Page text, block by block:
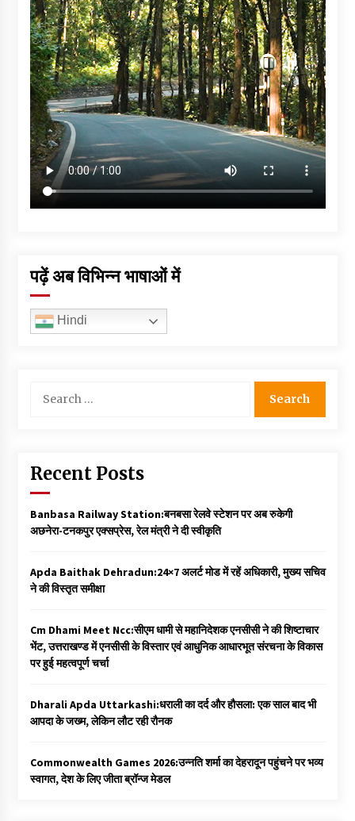
पढ़ें अब विभिन्न भाषाओं में
Hindi
for:
Recent Posts
Banbasa Railway Station:बनबसा रेलवे स्टेशन पर अब रुकेगी
अछनेरा-टनकपुर एक्सप्रेस, रेल मंत्री ने दी स्वीकृति
Apda Baithak Dehradun:24×7 अलर्ट मोड में रहें अधिकारी, मुख्य सचिव
ने की विस्तृत समीक्षा
Cm Dhami Meet Ncc:सीएम धामी से महानिदेशक एनसीसी ने की शिष्टाचार
भेंट, उत्तराखण्ड में एनसीसी के विस्तार एवं आधुनिक आधारभूत संरचना के विकास
पर हुई महत्वपूर्ण चर्चा
Dharali Apda Uttarkashi:धराली का दर्द और हौसला: एक साल बाद भी
आपदा के जख्म, लेकिन लौट रही रौनक
Commonwealth Games 2026:उन्नति शर्मा का देहरादून पहुंचने पर भव्य
स्वागत, देश के लिए जीता ब्रॉन्ज मेडल